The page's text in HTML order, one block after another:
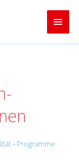
– Programme